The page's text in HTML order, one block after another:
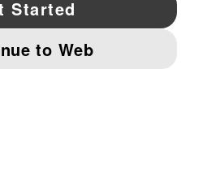
IMPRINT AND LEGAL DATA